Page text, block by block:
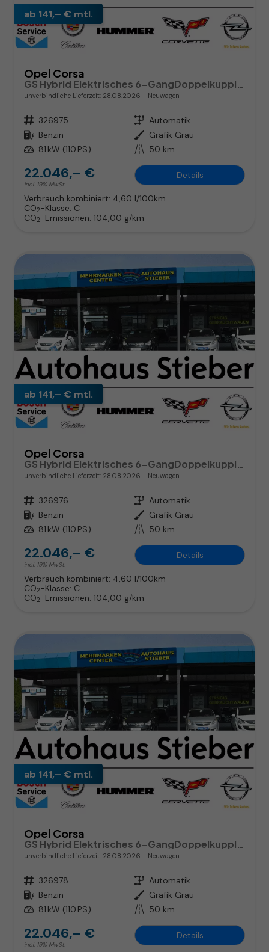
ab 141,– € mtl.
Opel Corsa
unverbindliche Lieferzeit: 28.08.2026 Neuwagen
Fahrzeugnr. 326975 Getriebe Automatik
Kraftstoff Benzin Außenfarbe Grafik Grau
Leistung 81 kW (110 PS) Kilometerstand 50 km
22.046,– €
incl. 19% MwSt.
Details
Verbrauch kombiniert: 4,60 l/100km
CO2-Klasse: C
CO2-Emissionen: 104,00 g/km
ab 141,– € mtl.
Opel Corsa
unverbindliche Lieferzeit: 28.08.2026 Neuwagen
Fahrzeugnr. 326976 Getriebe Automatik
Kraftstoff Benzin Außenfarbe Grafik Grau
Leistung 81 kW (110 PS) Kilometerstand 50 km
22.046,– €
incl. 19% MwSt.
Details
Verbrauch kombiniert: 4,60 l/100km
CO2-Klasse: C
CO2-Emissionen: 104,00 g/km
ab 141,– € mtl.
Opel Corsa
unverbindliche Lieferzeit: 28.08.2026 Neuwagen
Fahrzeugnr. 326978 Getriebe Automatik
Kraftstoff Benzin Außenfarbe Grafik Grau
Leistung 81 kW (110 PS) Kilometerstand 50 km
22.046,– €
incl. 19% MwSt.
Details